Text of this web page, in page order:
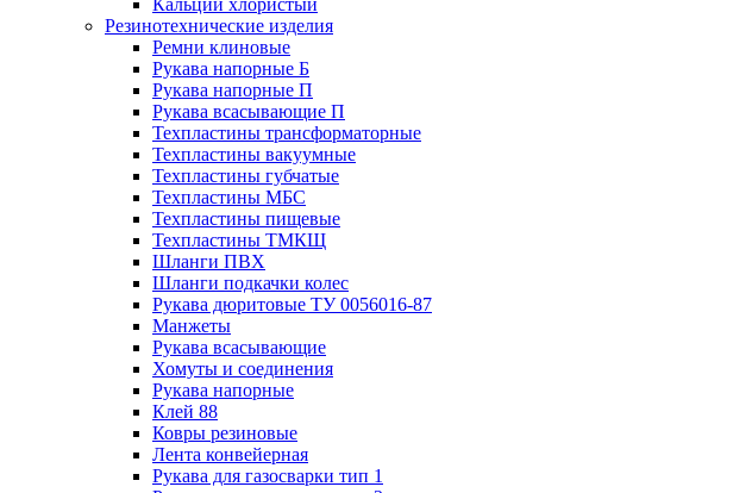
Кальций хлористый
Резинотехнические изделия
Ремни клиновые
Рукава напорные Б
Рукава напорные П
Рукава всасывающие П
Техпластины трансформаторные
Техпластины вакуумные
Техпластины губчатые
Техпластины МБС
Техпластины пищевые
Техпластины ТМКЩ
Шланги ПВХ
Шланги подкачки колес
Рукава дюритовые ТУ 0056016-87
Манжеты
Рукава всасывающие
Хомуты и соединения
Рукава напорные
Клей 88
Ковры резиновые
Лента конвейерная
Рукава для газосварки тип 1